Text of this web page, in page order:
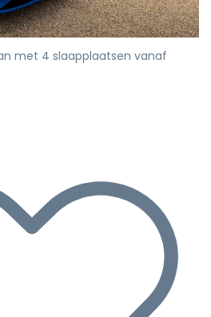
met 4 slaapplaatsen vanaf